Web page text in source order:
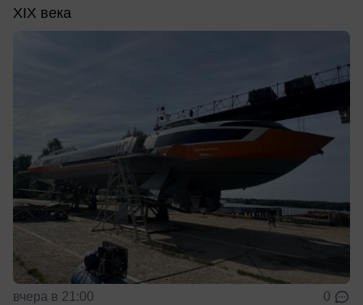
XIX века
вчера в 21:00 0